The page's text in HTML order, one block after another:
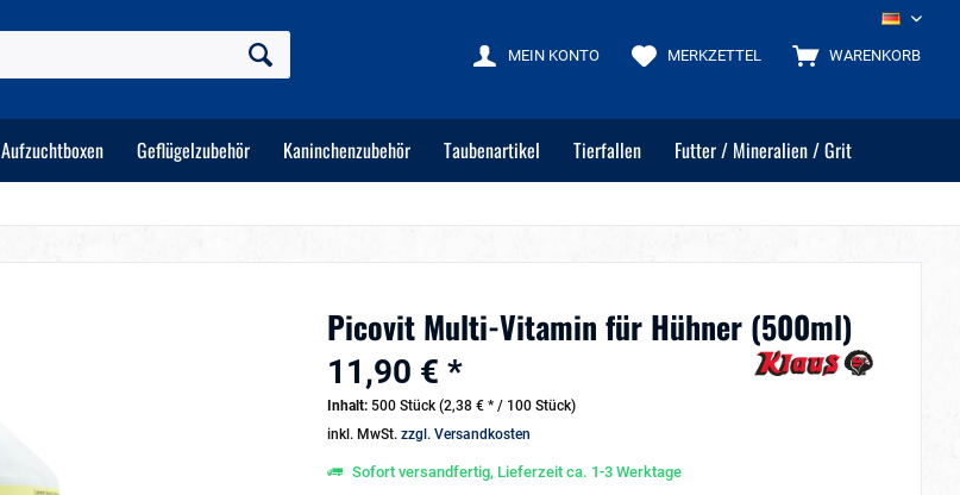
DE
WARENKORB
MERKZETTEL
MEIN KONTO
Aufzuchtboxen Geflügelzubehör Kaninchenzubehör Taubenartikel Tierfallen Futter / Mineralien / Grit
Picovit Multi-Vitamin für Hühner (500ml)
11,90 € *
Inhalt: 500 Stück (2,38 € * / 100 Stück)
inkl. MwSt. zzgl. Versandkosten
Sofort versandfertig, Lieferzeit ca. 1-3 Werktage